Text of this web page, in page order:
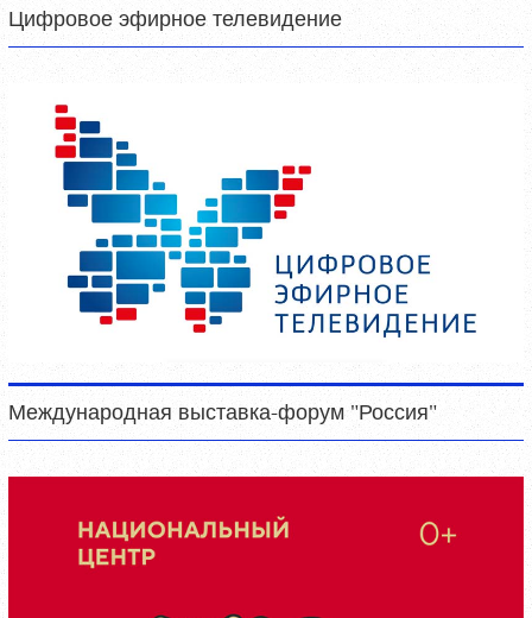
Цифровое эфирное телевидение
Международная выставка-форум "Россия"